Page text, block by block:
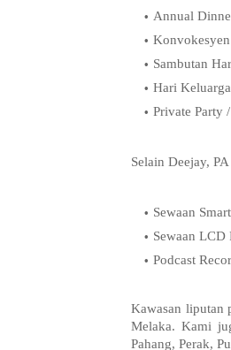
Annual
Sambutan
Hari
Private Party
Selain Deejay,
Sewaan
Sewaan
Podcast
Kawasan liputan
Melaka. Kami
Pahang, Perak,